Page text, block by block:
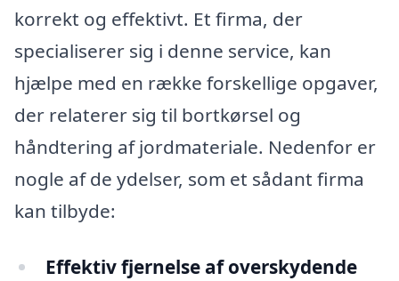
korrekt og effektivt. Et firma, der
specialiserer sig i denne service, kan
hjælpe med en række forskellige opgaver,
der relaterer sig til bortkørsel og
håndtering af jordmateriale. Nedenfor er
nogle af de ydelser, som et sådant firma
kan tilbyde:
Effektiv fjernelse af overskydende